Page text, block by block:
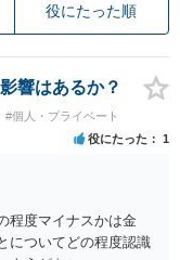
役にたった順
響はあるか？
#個人・プライベート
役にたった 1
程度マイナスかは金
についてどの程度認識